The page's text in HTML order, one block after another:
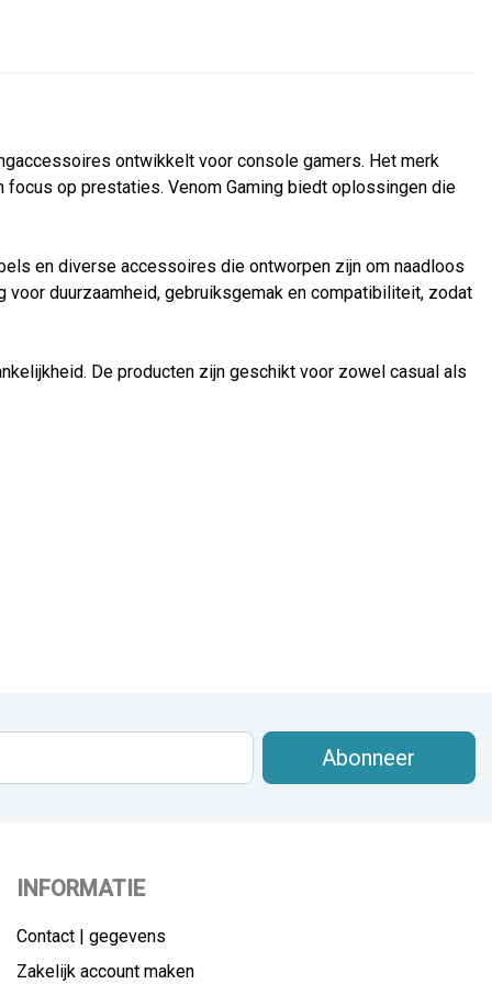
ontwikkelt voor console gamers. Het merk
op prestaties. Venom Gaming biedt oplossingen die
en diverse accessoires die ontworpen zijn om naadloos
duurzaamheid, gebruiksgemak en compatibiliteit, zodat
De producten zijn geschikt voor zowel casual als
Abonneer
INFORMATIE
Contact | gegevens
Zakelijk account maken